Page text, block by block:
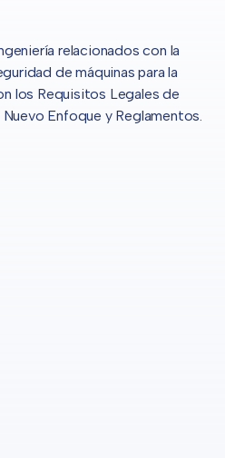
relacionados con la
de máquinas para la
los Requisitos Legales de
Enfoque y Reglamentos.